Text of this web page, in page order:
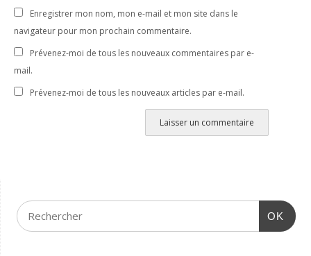
Enregistrer mon nom, mon e-mail et mon site dans le
navigateur pour mon prochain commentaire.
Prévenez-moi de tous les nouveaux commentaires par e-
mail.
Prévenez-moi de tous les nouveaux articles par e-mail.
OK